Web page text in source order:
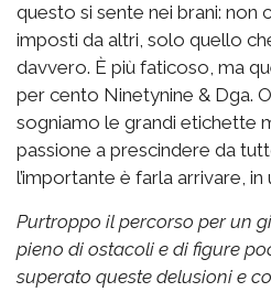
questo si sente nei brani: non
imposti da altri, solo quello
davvero. È più faticoso, ma
per cento Ninetynine & Dga.
sogniamo le grandi etichette
passione a prescindere da
l’importante è farla arrivare,
Purtroppo il percorso per un
pieno di ostacoli e di figure
superato queste delusioni e